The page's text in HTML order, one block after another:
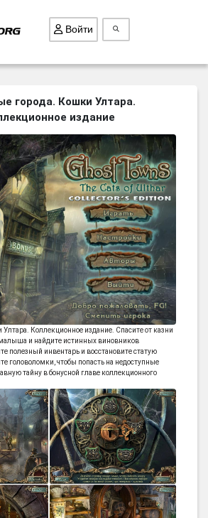
Войти
города. Кошки Ултара.
издание
Коллекционное издание. Спасите от казни
и найдите истинных виновников
полезный инвентарь и восстановите статую
головоломки, чтобы попасть на недоступные
тайну в бонусной главе коллекционного